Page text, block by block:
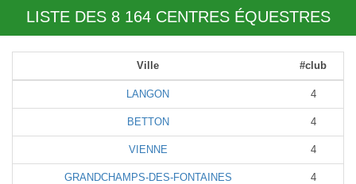
LISTE DES 8 164 CENTRES ÉQUESTRES
Ville #club
LANGON 4
BETTON 4
VIENNE 4
GRANDCHAMPS-DES-FONTAINES 4